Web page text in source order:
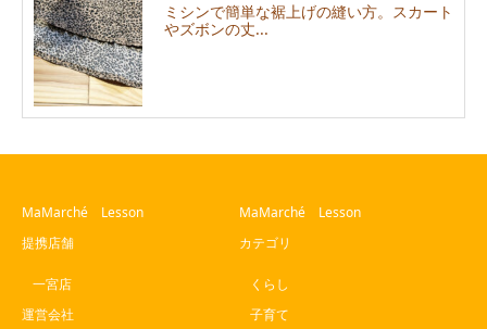
ミシンで簡単な裾上げの縫い方。スカート
やズボンの丈...
MaMarché Lesson
提携店舗
一宮店
運営会社
MaMarché Lesson
カテゴリ
くらし
子育て